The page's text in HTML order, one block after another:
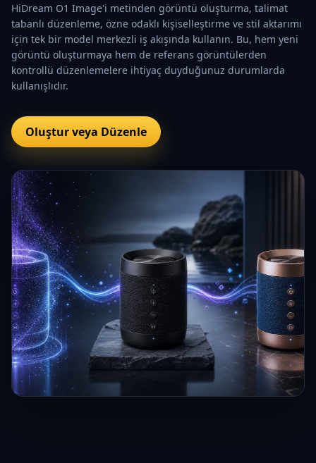
HiDream O1 Image'i metinden görüntü oluşturma, talimat
tabanlı düzenleme, özne odaklı kişiselleştirme ve stil aktarımı
için tek bir model merkezli iş akışında kullanın. Bu, hem yeni
görüntü oluşturmaya hem de referans görüntülerden
kontrollü düzenlemelere ihtiyaç duyduğunuz durumlarda
kullanışlıdır.
Oluştur veya Düzenle